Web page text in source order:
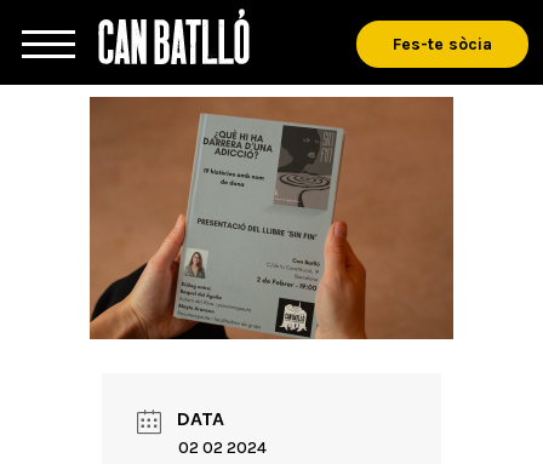
Fes-te sòcia
DATA
02 02 2024